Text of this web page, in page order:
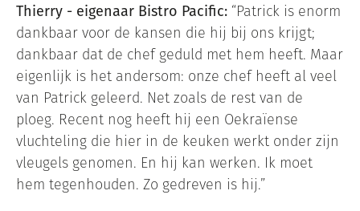
Thierry - eigenaar Bistro Pacific: “Patrick is enorm
dankbaar voor de kansen die hij bij ons krijgt;
dankbaar dat de chef geduld met hem heeft. Maar
eigenlijk is het andersom: onze chef heeft al veel
van Patrick geleerd. Net zoals de rest van de
ploeg. Recent nog heeft hij een Oekraïense
vluchteling die hier in de keuken werkt onder zijn
vleugels genomen. En hij kan werken. Ik moet
hem tegenhouden. Zo gedreven is hij.”